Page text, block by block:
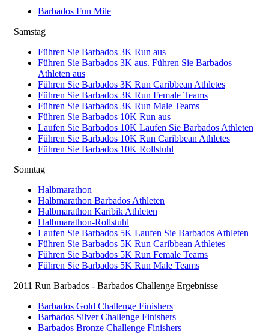
Barbados Fun Mile
Samstag
Führen Sie Barbados 3K Run aus
Führen Sie Barbados 3K aus. Führen Sie Barbados
Athleten aus
Führen Sie Barbados 3K Run Caribbean Athletes
Führen Sie Barbados 3K Run Female Teams
Führen Sie Barbados 3K Run Male Teams
Führen Sie Barbados 10K Run aus
Laufen Sie Barbados 10K Laufen Sie Barbados Athleten
Führen Sie Barbados 10K Run Caribbean Athletes
Führen Sie Barbados 10K Rollstuhl
Sonntag
Halbmarathon
Halbmarathon Barbados Athleten
Halbmarathon Karibik Athleten
Halbmarathon-Rollstuhl
Laufen Sie Barbados 5K Laufen Sie Barbados Athleten
Führen Sie Barbados 5K Run Caribbean Athletes
Führen Sie Barbados 5K Run Female Teams
Führen Sie Barbados 5K Run Male Teams
2011 Run Barbados - Barbados Challenge Ergebnisse
Barbados Gold Challenge Finishers
Barbados Silver Challenge Finishers
Barbados Bronze Challenge Finishers